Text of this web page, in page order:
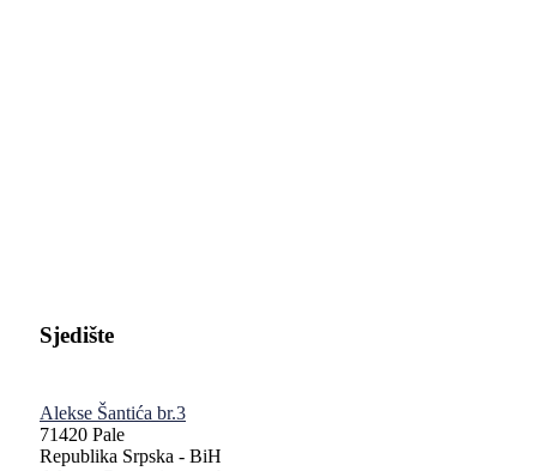
Sjedište
Alekse Šantića br.3
71420 Pale
Republika Srpska - BiH